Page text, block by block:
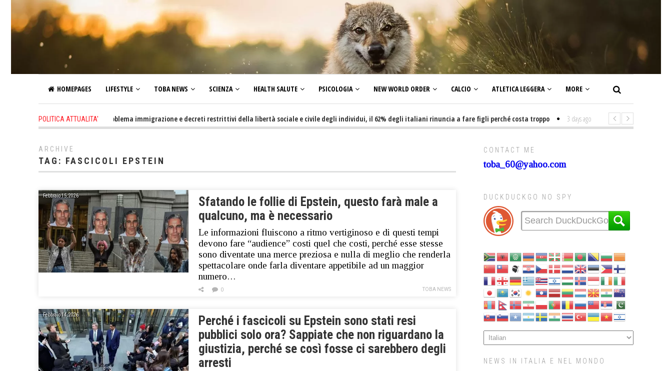
HOMEPAGES LIFESTYLE TOBA NEWS SCIENZA HEALTH SALUTE PSICOLOGIA NEW WORLD ORDER CALCIO ATLETICA LEGGERA MORE
POLITICA ATTUALITA'
2 days ago - Altro che problema immigrazione e decreti restrittivi della libertà sociale e civile degli individui, il 62% degli italiani rinuncia a fare figli perché costa troppo 3 days ago - Non mi interesso di politica
ARCHIVE
TAG: FASCICOLI EPSTEIN
Febbraio 15, 2026
Sfatando le follie di Epstein, questo farà male a
qualcuno, ma è necessario
Le informazioni fluiscono a ritmo vertiginoso e di questi tempi
devono fare “audience” costi quel che costi, perché esse stesse
sono diventate una merce preziosa e nulla di meglio che renderla
spettacolare onde farla diventare appetibile ad un maggior
numero…
TOBA NEWS
0
Febbraio 14, 2026
Perché i fascicoli su Epstein sono stati resi
pubblici solo ora? Sappiate che non riguardano la
giustizia, perché se così fosse ci sarebbero degli
arresti
CONTACT ME
toba_60@yahoo.com
DUCKDUCKGO NO SPY
NEWS IN ITALIA E NEL MONDO